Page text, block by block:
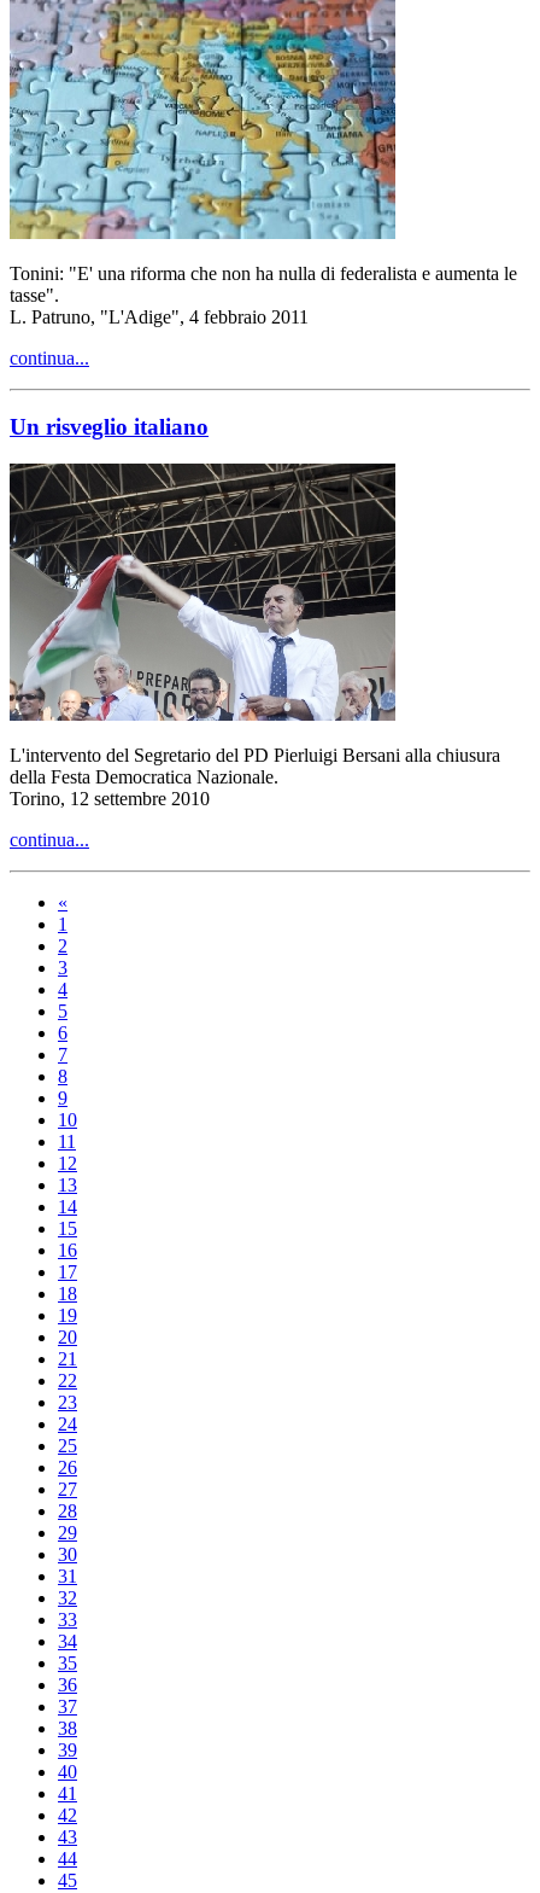
Tonini: "E' una riforma che non ha nulla di federalista e aumenta le
tasse".
L. Patruno, "L'Adige", 4 febbraio 2011
continua...
Un risveglio italiano
L'intervento del Segretario del PD Pierluigi Bersani alla chiusura
della Festa Democratica Nazionale.
Torino, 12 settembre 2010
continua...
«
1
2
3
4
5
6
7
8
9
10
11
12
13
14
15
16
17
18
19
20
21
22
23
24
25
26
27
28
29
30
31
32
33
34
35
36
37
38
39
40
41
42
43
44
45